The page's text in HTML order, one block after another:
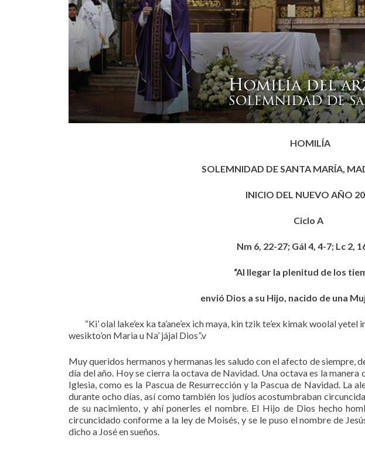
HOMILÍA
SOLEMNIDAD DE SANTA MARÍA,
INICIO DEL NUEVO AÑO
Ciclo A
Nm 6, 22-27; Gál 4, 4-7; Lc 2,
“Al llegar la plenitud de los
envió Dios a su Hijo, nacido de una
“Ki’ olal lake’ex ka ta’ane’ex ich maya, kin tzik te’ex kimak woolal yetel
wesikto’on Maria u Na’ jájal Dios”.v
Muy queridos hermanos y hermanas les saludo con el afecto de siempre,
día del año. Hoy se cierra la octava de Navidad. Una octava es la manera
Iglesia, como es la Pascua de Resurrección y la Pascua de Navidad. La
durante ocho días, así como también los judíos acostumbraban
de su nacimiento, y ahí ponerles el nombre. El Hijo de Dios hecho
circuncidado conforme a la ley de Moisés, y se le puso el nombre de
dicho a José en sueños.